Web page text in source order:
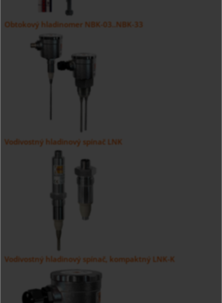
Obtokový hladinomer NBK-03..NBK-33
Vodivostný hladinový spínač LNK
Vodivostný hladinový spínač, kompaktný LNK-K